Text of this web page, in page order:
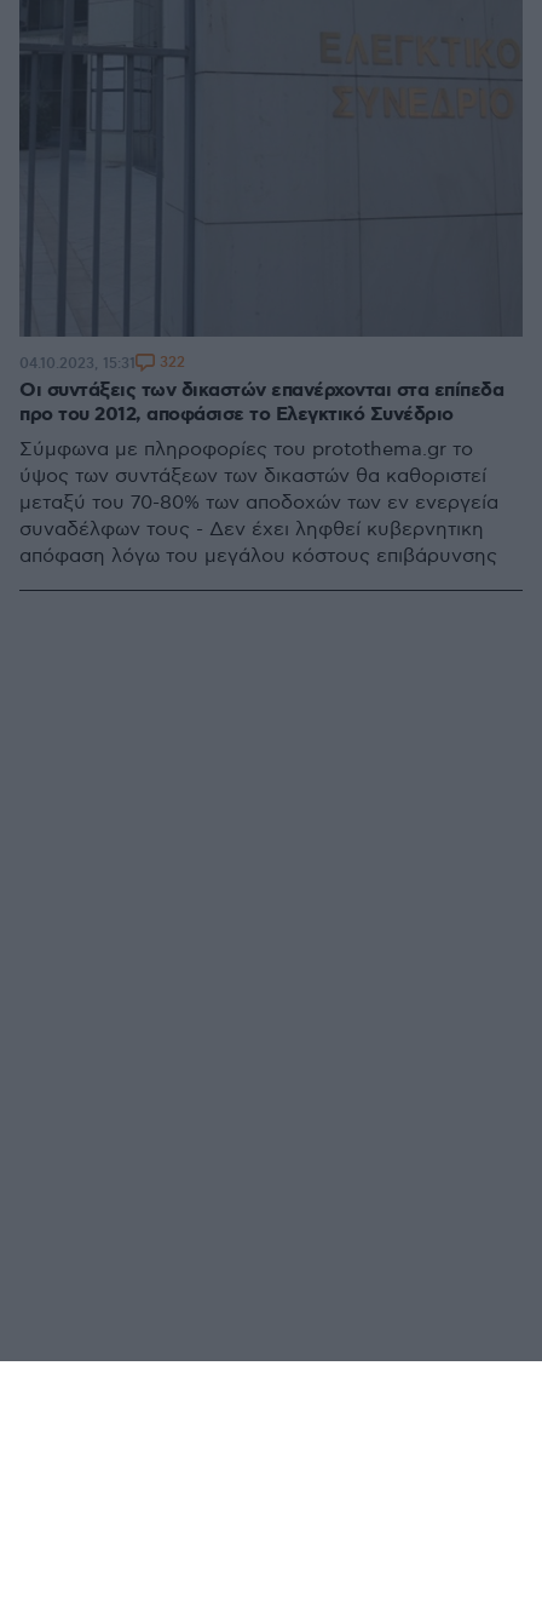
Οι συντάξεις των δικαστών επανέρχονται στα επίπεδα
προ του 2012, αποφάσισε το Ελεγκτικό Συνέδριο
Σύμφωνα με πληροφορίες του protothema.gr το
ύψος των συντάξεων των δικαστών θα καθοριστεί
μεταξύ του 70-80% των αποδοχών των εν ενεργεία
συναδέλφων τους - Δεν έχει ληφθεί κυβερνητικη
απόφαση λόγω του μεγάλου κόστους επιβάρυνσης
04.10.2023, 15:31 322